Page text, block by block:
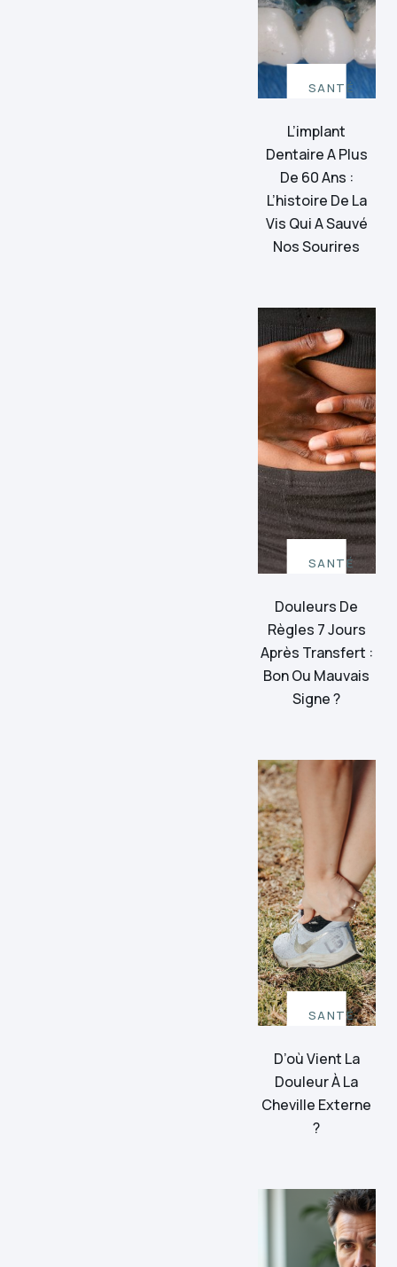
SANTÉ
L’implant
Dentaire A Plus
De 60 Ans :
L’histoire De La
Vis Qui A Sauvé
Nos Sourires
SANTÉ
Douleurs De
Règles 7 Jours
Après Transfert :
Bon Ou Mauvais
Signe ?
SANTÉ
D’où Vient La
Douleur À La
Cheville Externe
?